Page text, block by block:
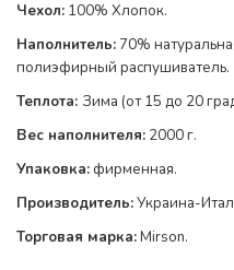
Чехол: 100% Хлопок.
Наполнитель: 70%
полиэфирный
Теплота: Зима (от 15 до 20
Вес наполнителя: 2000 г.
Упаковка:фирменная.
Производитель:Украина-
Торговая марка:Mirson.